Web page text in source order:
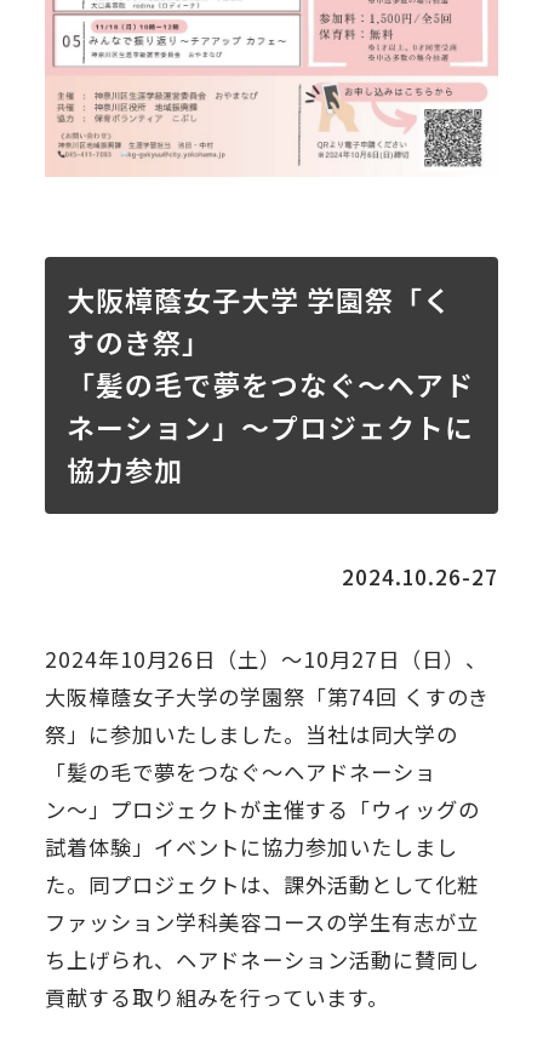
大阪樟蔭女子大学 学園祭「く
すのき祭」
「髪の毛で夢をつなぐ〜ヘアド
ネーション」〜プロジェクトに
協力参加
2024.10.26-27
2024年10月26日（土）～10月27日（日）、
大阪樟蔭女子大学の学園祭「第74回 くすのき
祭」に参加いたしました。当社は同大学の
「髪の毛で夢をつなぐ〜ヘアドネーショ
ン〜」プロジェクトが主催する「ウィッグの
試着体験」イベントに協力参加いたしまし
た。同プロジェクトは、課外活動として化粧
ファッション学科美容コースの学生有志が立
ち上げられ、ヘアドネーション活動に賛同し
貢献する取り組みを行っています。